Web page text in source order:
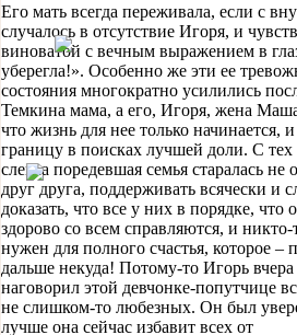
Его мать всегда переживала, если с
случалось в отсутствие Игоря, и
виноватой с вечным выражением в
уберегла!». Особенно же эти ее
состояния многократно усилились
Темкина мама, а его, Игоря, жена
что жизнь для нее только начинается,
границу в поисках лучшей доли. С
слегка поредевшая семья старалась не
друг друга, поддерживать всячески и
доказать, что все у них в порядке, что
здорово со всем справляются, и
нужен для полного счастья, которое –
дальше некуда! Потому-то Игорь
наговорил этой девчонке-попутчице
не слишком-то любезных. Он был
лучше она сейчас избавит всех от